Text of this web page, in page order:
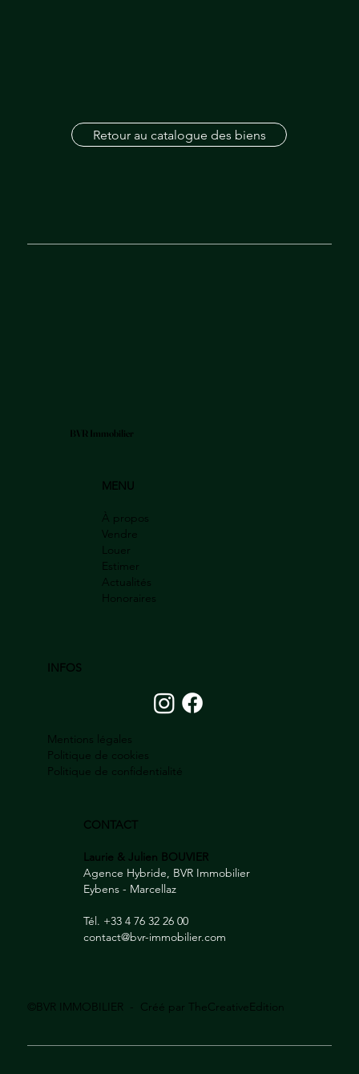
Retour au catalogue des biens
CONTACT
Laurie & Julien BOUVIER
Agence Hybride, BVR Immobilier
Eybens - Marcellaz
Tél. +33 4 76 32 26 00
contact@bvr-immobilier.com
MENU
À propos
Vendre
Louer
Estimer
Actualités
Honoraires
INFOS
Mentions légales
Politique de cookies
Politique de confidentialité
BVR Immobilier
©BVR IMMOBILIER - Créé par TheCreativeEdition